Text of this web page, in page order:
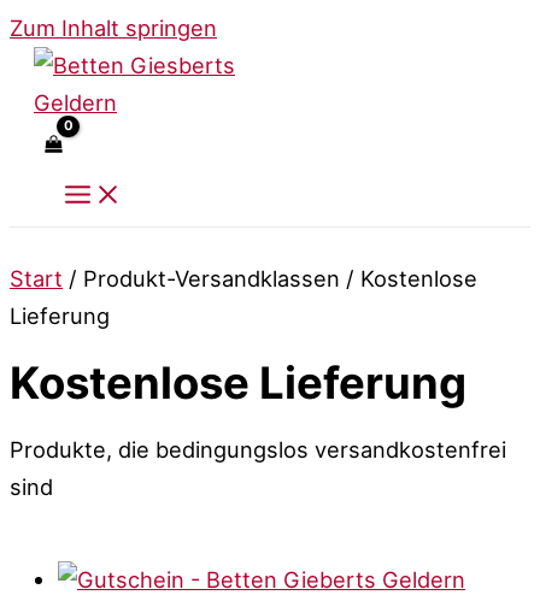
Zum Inhalt springen
Start / Produkt-Versandklassen / Kostenlose
Lieferung
Kostenlose Lieferung
Produkte, die bedingungslos versandkostenfrei
sind